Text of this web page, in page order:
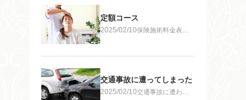
定額コース
2025/02/10保険施術料金表・
交通事故に遭ってしまった
2025/02/10交通事故に遭われ